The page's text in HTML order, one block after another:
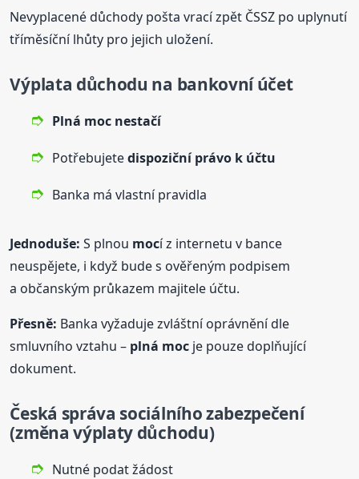
Nevyplacené důchody pošta vrací zpět ČSSZ po uplynutí
tříměsíční lhůty pro jejich uložení.
Výplata důchodu na bankovní účet
Plná moc nestačí
Potřebujetedispoziční právo k účtu
Banka má vlastní pravidla
Jednoduše: S plnou mocí z internetu v bance
neuspějete, i když bude s ověřeným podpisem
a občanským průkazem majitele účtu.
Přesně: Banka vyžaduje zvláštní oprávnění dle
smluvního vztahu – plná moc je pouze doplňující
dokument.
Česká správa sociálního zabezpečení
(změna výplaty důchodu)
Nutné podat žádost